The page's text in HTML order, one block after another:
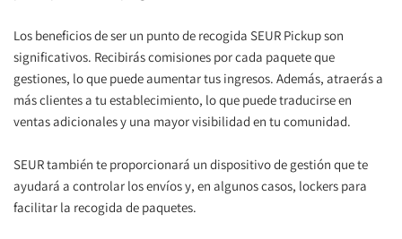
Los beneficios de ser un punto de recogida SEUR Pickup son
significativos. Recibirás comisiones por cada paquete que
gestiones, lo que puede aumentar tus ingresos. Además, atraerás a
más clientes a tu establecimiento, lo que puede traducirse en
ventas adicionales y una mayor visibilidad en tu comunidad.
SEUR también te proporcionará un dispositivo de gestión que te
ayudará a controlar los envíos y, en algunos casos, lockers para
facilitar la recogida de paquetes.